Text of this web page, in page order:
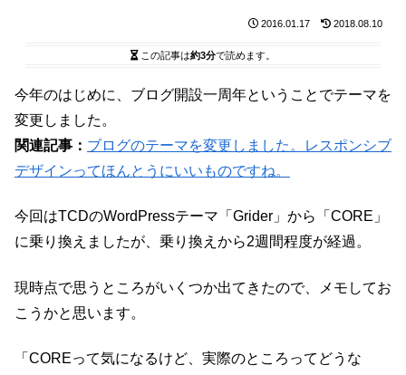
2016.01.17 2018.08.10
この記事は約3分で読めます。
今年のはじめに、ブログ開設一周年ということでテーマを
変更しました。
関連記事： ブログのテーマを変更しました。レスポンシブ
デザインってほんとうにいいものですね。
今回はTCDのWordPressテーマ「Grider」から「CORE」
に乗り換えましたが、乗り換えから2週間程度が経過。
現時点で思うところがいくつか出てきたので、メモしてお
こうかと思います。
「COREって気になるけど、実際のところってどうな